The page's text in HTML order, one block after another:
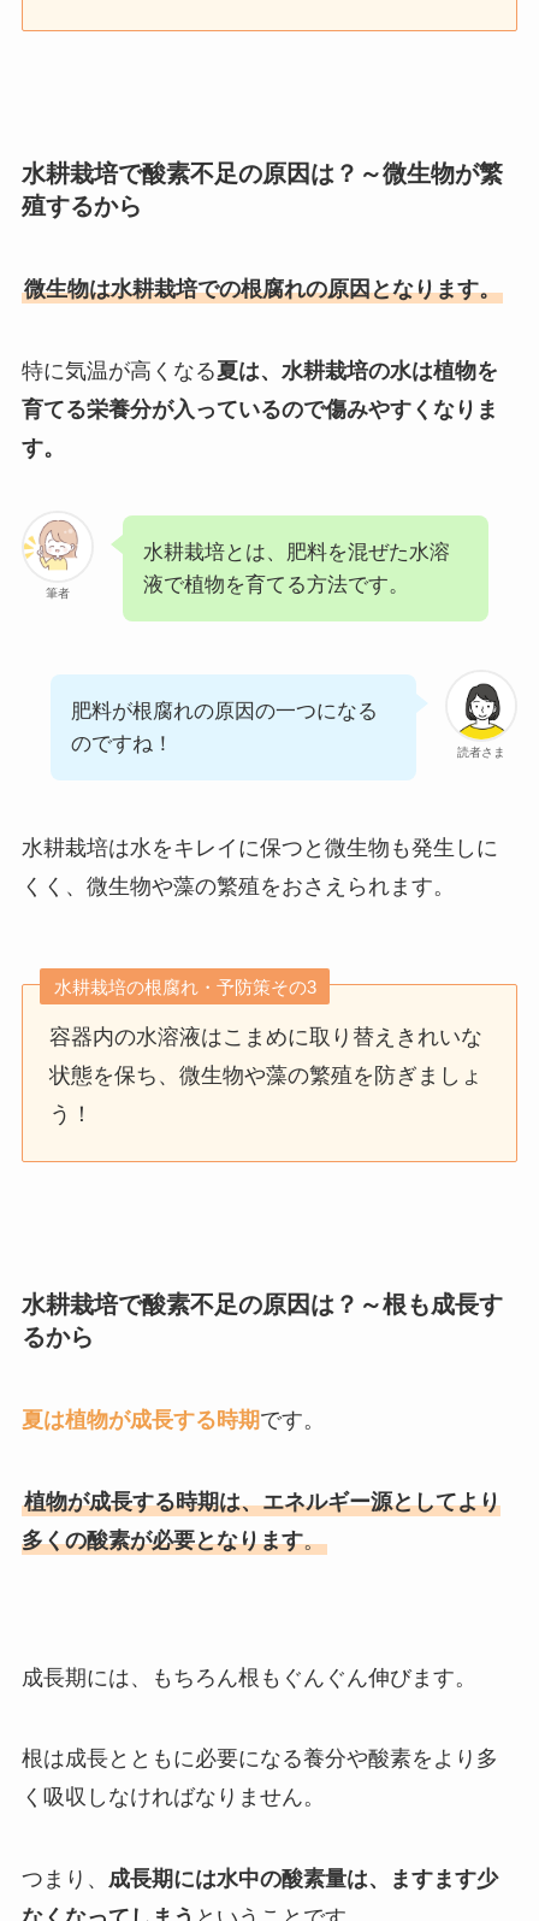
水耕栽培で酸素不足の原因は？～微生物が繁
殖するから
微生物は水耕栽培での根腐れの原因となります。
特に気温が高くなる夏は、水耕栽培の水は植物を
育てる栄養分が入っているので傷みやすくなりま
す。
筆者
水耕栽培とは、肥料を混ぜた水溶
液で植物を育てる方法です。
読者さま
肥料が根腐れの原因の一つになる
のですね！
水耕栽培は水をキレイに保つと微生物も発生しに
くく、微生物や藻の繁殖をおさえられます。
水耕栽培の根腐れ・予防策その3
容器内の水溶液はこまめに取り替えきれいな
状態を保ち、微生物や藻の繁殖を防ぎましょ
う！
水耕栽培で酸素不足の原因は？～根も成長す
るから
夏は植物が成長する時期です。
植物が成長する時期は、エネルギー源としてより
多くの酸素が必要となります。
成長期には、もちろん根もぐんぐん伸びます。
根は成長とともに必要になる養分や酸素をより多
く吸収しなければなりません。
つまり、 成長期には水中の酸素量は、ますます少